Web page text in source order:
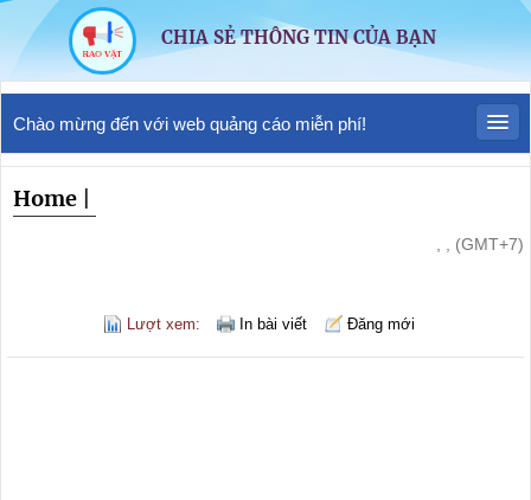
CHIA SẺ THÔNG TIN CỦA BẠN
Chào mừng đến với web quảng cáo miễn phí!
Home
, , (GMT+7)
Lượt xem: In bài viết Đăng mới